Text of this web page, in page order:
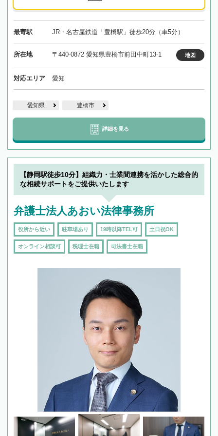
最寄駅 JR・名古屋鉄道「豊橋駅」徒歩20分（車5分）
所在地 〒440-0872 愛知県豊橋市前田中町13-1 地図
対応エリア 愛知
愛知県 豊橋市
詳細を見る
【静岡駅徒歩10分】組織力・士業間連携を活かした総合的
な相続サポートをご提供いたします
弁護士法人あおい法律事務所
役所から近い 駐車場あり 19時以降TEL可 土日祝OK
オンライン相談可 税理士在籍 司法書士在籍